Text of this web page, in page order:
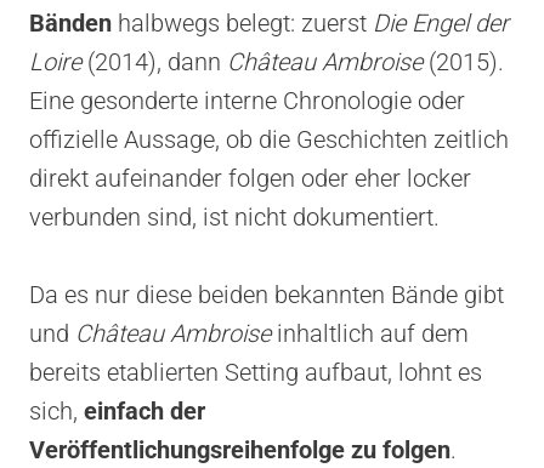
Bänden halbwegs belegt: zuerst Die Engel der
Loire(2014), dann Château Ambroise(2015).
Eine gesonderte interne Chronologie oder
offizielle Aussage, ob die Geschichten zeitlich
direkt aufeinander folgen oder eher locker
verbunden sind, ist nicht dokumentiert.
Da es nur diese beiden bekannten Bände gibt
und Château Ambroiseinhaltlich auf dem
bereits etablierten Setting aufbaut, lohnt es
sich, einfach der
Veröffentlichungsreihenfolge zu folgen.